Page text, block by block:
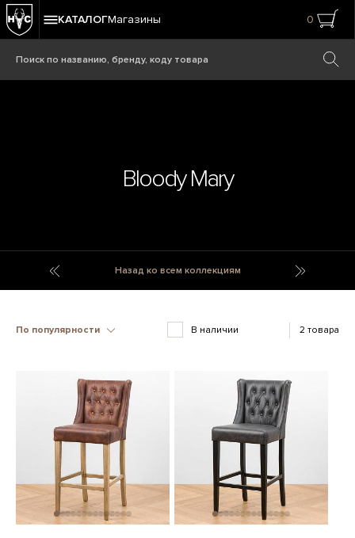
КАТАЛОГМагазины 0
Bloody Mary
Назад ко всем коллекциям
По популярности В наличии 2 товара